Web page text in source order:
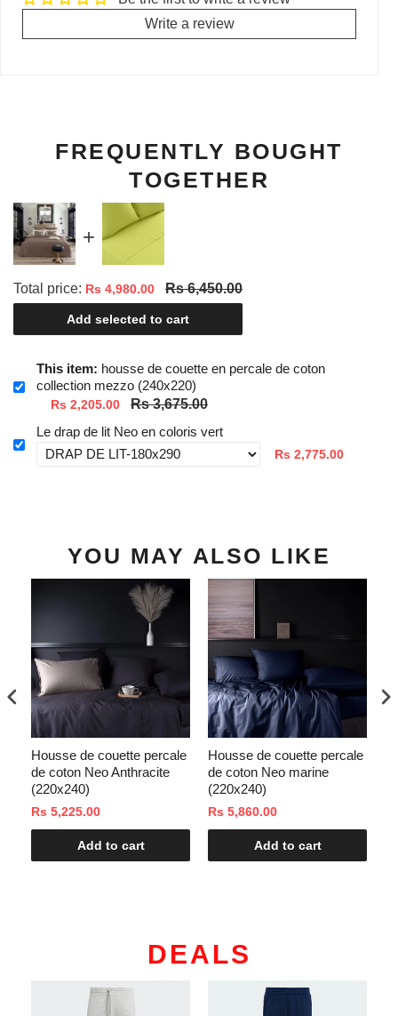
Write a review
FREQUENTLY BOUGHT
TOGETHER
Total price: Rs 4,980.00 Rs 6,450.00
Add selected to cart
This item: housse de couette en percale de coton
collection mezzo (240x220)
Rs 2,205.00
Rs 3,675.00
Le drap de lit Neo en coloris vert
Rs 2,775.00
YOU MAY ALSO LIKE
Housse de couette percale
de coton Neo Anthracite
(220x240)
Rs 5,225.00
Add to cart
Housse de couette percale
de coton Neo marine
(220x240)
Rs 5,860.00
Add to cart
DEALS